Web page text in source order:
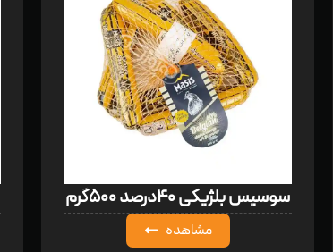
سوسیس بلژیکی ۴۰درصد ۵۰۰گرم
مشاهده